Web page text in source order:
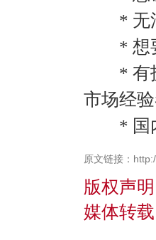
* 无
* 想
* 有
市场经
* 国
原文链接：
版权声
媒体转